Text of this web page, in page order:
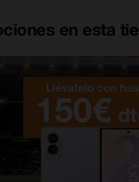
en esta